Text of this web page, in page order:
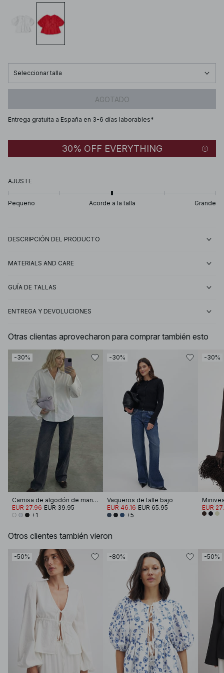
Seleccionar talla
AGOTADO
Entrega gratuita a España en 3-6 días laborables*
30% OFF EVERYTHING
AJUSTE
Pequeño Acorde a la talla Grande
DESCRIPCIÓN DEL PRODUCTO
MATERIALS AND CARE
GUÍA DE TALLAS
ENTREGA Y DEVOLUCIONES
Otras clientas aprovecharon para comprar también esto
-30%
Camisa de algodón de manga ancha
EUR 27.96 EUR 39.95
+1
-30%
Vaqueros de talle bajo
EUR 46.16 EUR 65.95
+5
-30%
EUR
Otros clientes también vieron
-50% -80% -50%